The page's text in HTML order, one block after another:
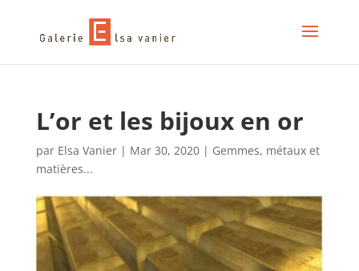
L’or et les bijoux en or
par Elsa Vanier| Mar 30, 2020| Gemmes, métaux et
matières...